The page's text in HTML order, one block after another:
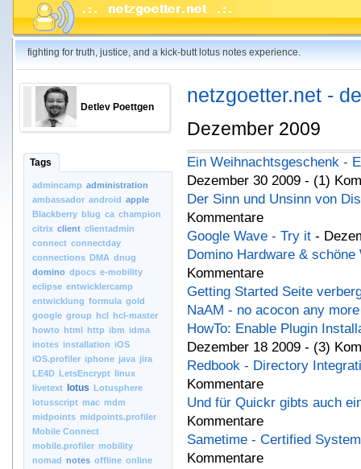
fighting for truth, justice, and a kick-butt lotus notes experience.
Detlev Poettgen
Tags
admincamp administration
ambassador android apple
Blackberry blug ca champion
citrix client clientadmin
connect connectday
connections DMA dnug
domino dpocs e-mobility
eclipse entwicklercamp
entwicklung formula gold
google group hcl hcl-master
howto html http ibm idma
inotes installation iOS
iOS.profiler iphone java jira
LE4D LetsEncrypt linux
livetext
lotus Lotusphere
lotusscript mac mdm
midpoints midpoints.profiler
Mobile Connect
mobile.profiler mobility
nomad notes offline online
netzgoetter.net -
Dezember 2009
Ein Weihnachtsgeschenk -
Dezember 30 2009 - (1)
Der Sinn und Unsinn von
Kommentare
Google Wave - Try it -
Domino Hardware & schöne
Kommentare
Getting Started Seite
NaAM - no acocon any more
HowTo: Enable Plugin
Dezember 18 2009 - (3)
Redbook - Directory
Kommentare
Und für Quickr gibts auch
Kommentare
Sametime - Certified
Kommentare